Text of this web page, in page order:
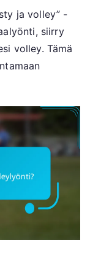
ja volley” -
siirry
volley. Tämä